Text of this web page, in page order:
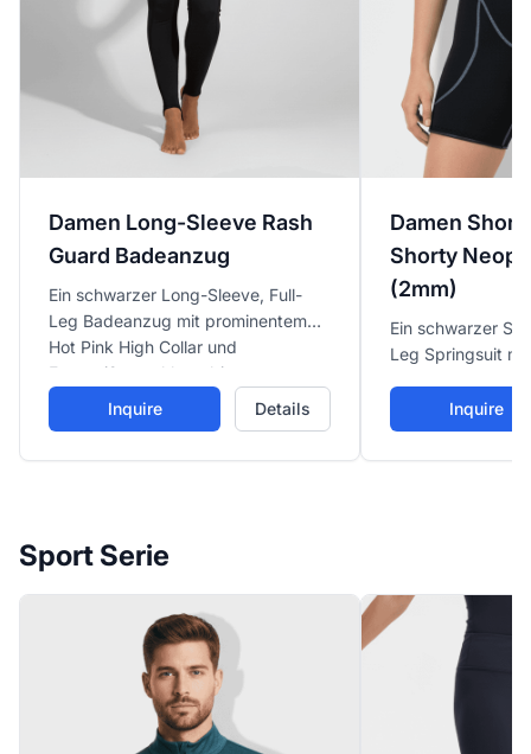
Damen Long-Sleeve Rash
Guard Badeanzug
Ein schwarzer Long-Sleeve, Full-
Leg Badeanzug mit prominentem
Hot Pink High Collar und
Frontreißverschluss, bietet
ausgezeichneten Sonnenschutz und
eine körpernahe Silhouette für
Inquire Details
Damen
Shorty
(2mm)
Ein schwarzer
Leg Springsuit
Schultern und
Flatlock-Naht,
Oberflächen-
Inquire
Sport Serie